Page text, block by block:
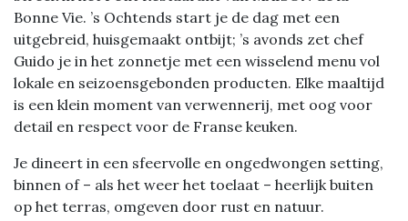
Bonne Vie. ’s Ochtends start je de dag met een
uitgebreid, huisgemaakt ontbijt; ’s avonds zet chef
Guido je in het zonnetje met een wisselend menu vol
lokale en seizoensgebonden producten. Elke maaltijd
is een klein moment van verwennerij, met oog voor
detail en respect voor de Franse keuken.
Je dineert in een sfeervolle en ongedwongen setting,
binnen of – als het weer het toelaat – heerlijk buiten
op het terras, omgeven door rust en natuur.